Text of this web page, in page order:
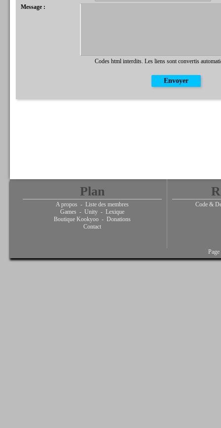
Message :
Codes html interdits. Les liens sont convertis
Plan
A propos - Liste des membres
Games - Unity - Lexique
Boutique Kookyoo - Donations
Contact
Code &